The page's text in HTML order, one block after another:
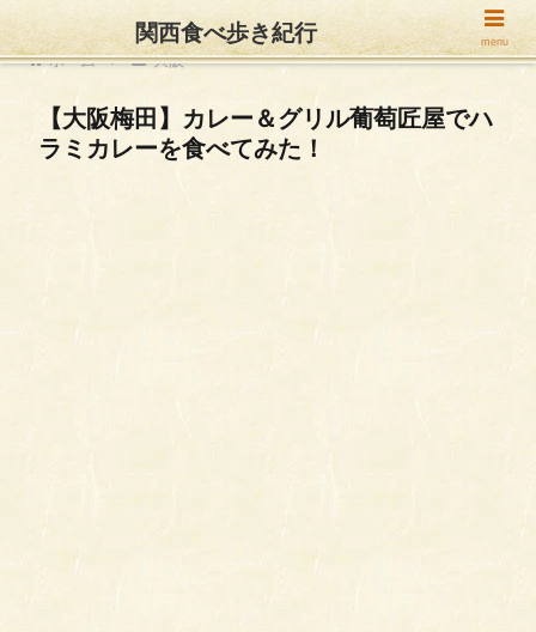
ホーム 大阪
【大阪梅田】カレー＆グリル葡萄匠屋でハ
ラミカレーを食べてみた！
関西食べ歩き紀行 menu